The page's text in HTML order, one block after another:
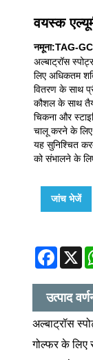
वयस्क
नमूना:TAG-
अल्बाट्रॉस
लिए अधिकतम
वितरण के साथ
कौशल के साथ
चिकना और
चालू करने के लिए
यह सुनिश्चित
को संभालने के
जांच भेजें
X
उत्पाद
अल्बाट्रॉस
गोल्फर के